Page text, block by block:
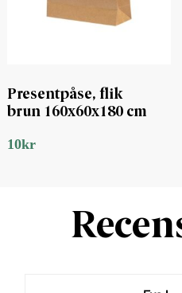
Presentpåse, flik
brun 160x60x180 cm
10kr